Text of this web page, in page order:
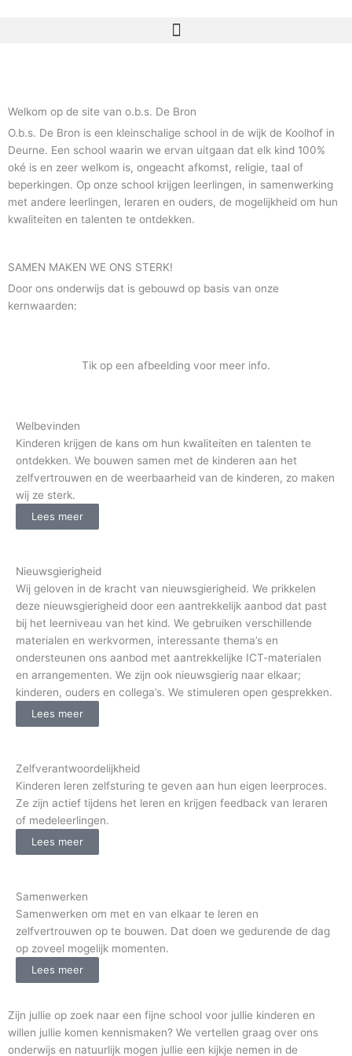
Welkom op de site van o.b.s. De Bron
O.b.s. De Bron is een kleinschalige school in de wijk de Koolhof in
Deurne. Een school waarin we ervan uitgaan dat elk kind 100%
oké is en zeer welkom is, ongeacht afkomst, religie, taal of
beperkingen. Op onze school krijgen leerlingen, in samenwerking
met andere leerlingen, leraren en ouders, de mogelijkheid om hun
kwaliteiten en talenten te ontdekken.
SAMEN MAKEN WE ONS STERK!
Door ons onderwijs dat is gebouwd op basis van onze
kernwaarden:
Tik op een afbeelding voor meer info.
Welbevinden
Kinderen krijgen de kans om hun kwaliteiten en talenten te
ontdekken. We bouwen samen met de kinderen aan het
zelfvertrouwen en de weerbaarheid van de kinderen, zo maken
wij ze sterk.
Lees meer
Nieuwsgierigheid
Wij geloven in de kracht van nieuwsgierigheid. We prikkelen
deze nieuwsgierigheid door een aantrekkelijk aanbod dat past
bij het leerniveau van het kind. We gebruiken verschillende
materialen en werkvormen, interessante thema’s en
ondersteunen ons aanbod met aantrekkelijke ICT-materialen
en arrangementen. We zijn ook nieuwsgierig naar elkaar;
kinderen, ouders en collega’s. We stimuleren open gesprekken.
Lees meer
Zelfverantwoordelijkheid
Kinderen leren zelfsturing te geven aan hun eigen leerproces.
Ze zijn actief tijdens het leren en krijgen feedback van leraren
of medeleerlingen.
Lees meer
Samenwerken
Samenwerken om met en van elkaar te leren en
zelfvertrouwen op te bouwen. Dat doen we gedurende de dag
op zoveel mogelijk momenten.
Lees meer
Zijn jullie op zoek naar een fijne school voor jullie kinderen en
willen jullie komen kennismaken? We vertellen graag over ons
onderwijs en natuurlijk mogen jullie een kijkje nemen in de